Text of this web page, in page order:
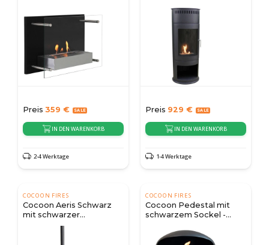
Preis 359 €
IN DEN WARENKORB
2-4 Werktage
Preis 929 €
IN DEN WARENKORB
1-4 Werktage
COCOON FIRES
Cocoon Aeris Schwarz
mit schwarzer
Deckenleiste
COCOON FIRES
Cocoon Pedestal mit
schwarzem Sockel -